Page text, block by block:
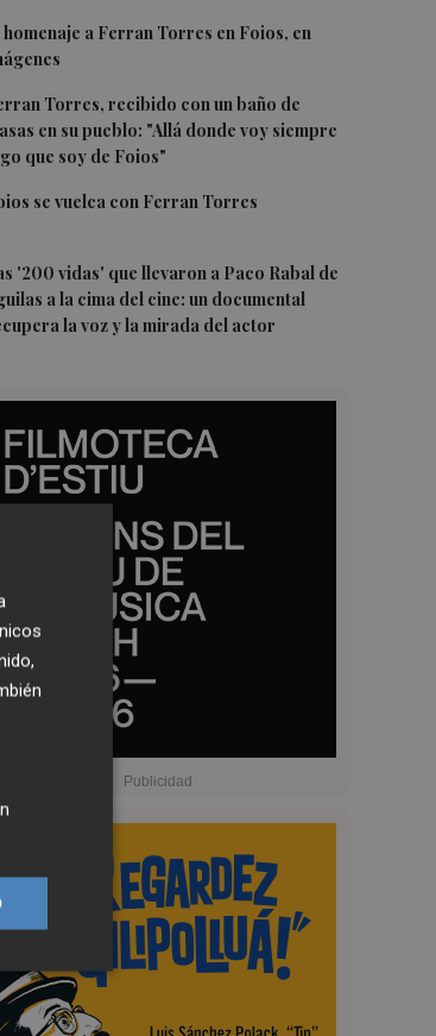
homenaje a Ferran Torres en Foios, en
Torres, recibido con un baño de
en su pueblo: "Allá donde voy siempre
que soy de Foios"
se vuelca con Ferran Torres
'200 vidas' que llevaron a Paco Rabal de
a la cima del cine: un documental
la voz y la mirada del actor